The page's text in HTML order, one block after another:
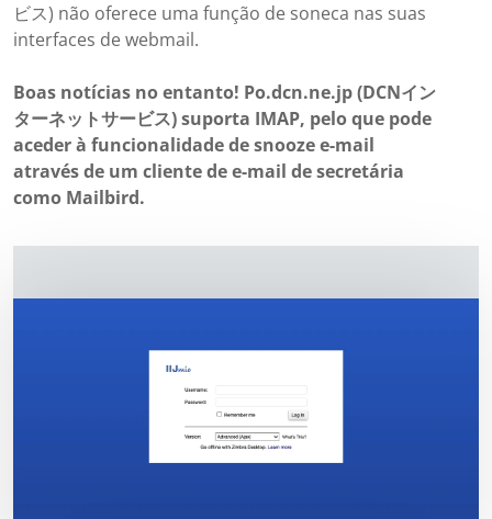
ビス) não oferece uma função de soneca nas suas
interfaces de webmail.
Boas notícias no entanto! Po.dcn.ne.jp (DCNイン
ターネットサービス) suporta IMAP, pelo que pode
aceder à funcionalidade de snooze e-mail
através de um cliente de e-mail de secretária
como Mailbird.